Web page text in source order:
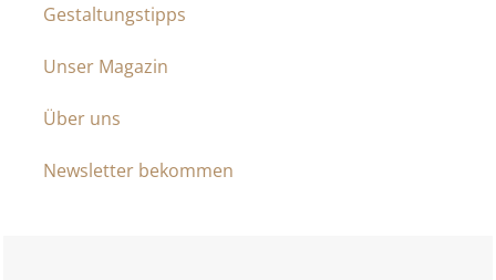
Gestaltungstipps
Unser Magazin
Über uns
Newsletter bekommen